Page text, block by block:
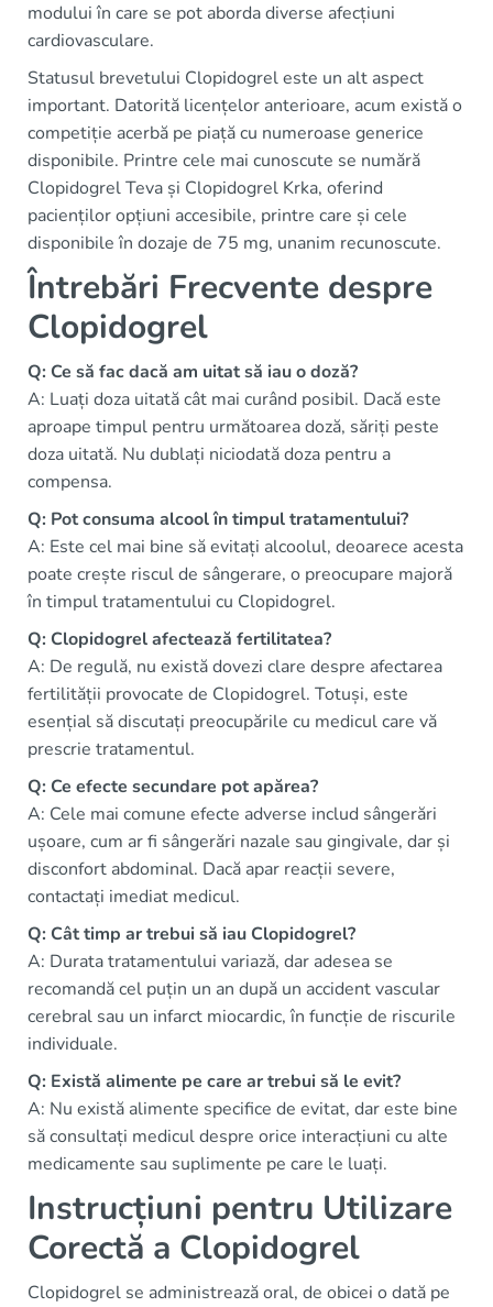
modului în care se pot aborda diverse afecțiuni
cardiovasculare.
Statusul brevetului Clopidogrel este un alt aspect
important. Datorită licențelor anterioare, acum există o
competiție acerbă pe piață cu numeroase generice
disponibile. Printre cele mai cunoscute se numără
Clopidogrel Teva și Clopidogrel Krka, oferind
pacienților opțiuni accesibile, printre care și cele
disponibile în dozaje de 75 mg, unanim recunoscute.
Întrebări Frecvente despre
Clopidogrel
Q: Ce să fac dacă am uitat să iau o doză?
A: Luați doza uitată cât mai curând posibil. Dacă este
aproape timpul pentru următoarea doză, săriți peste
doza uitată. Nu dublați niciodată doza pentru a
compensa.
Q: Pot consuma alcool în timpul tratamentului?
A: Este cel mai bine să evitați alcoolul, deoarece acesta
poate crește riscul de sângerare, o preocupare majoră
în timpul tratamentului cu Clopidogrel.
Q: Clopidogrel afectează fertilitatea?
A: De regulă, nu există dovezi clare despre afectarea
fertilității provocate de Clopidogrel. Totuși, este
esențial să discutați preocupările cu medicul care vă
prescrie tratamentul.
Q: Ce efecte secundare pot apărea?
A: Cele mai comune efecte adverse includ sângerări
ușoare, cum ar fi sângerări nazale sau gingivale, dar și
disconfort abdominal. Dacă apar reacții severe,
contactați imediat medicul.
Q: Cât timp ar trebui să iau Clopidogrel?
A: Durata tratamentului variază, dar adesea se
recomandă cel puțin un an după un accident vascular
cerebral sau un infarct miocardic, în funcție de riscurile
individuale.
Q: Există alimente pe care ar trebui să le evit?
A: Nu există alimente specifice de evitat, dar este bine
să consultați medicul despre orice interacțiuni cu alte
medicamente sau suplimente pe care le luați.
Instrucțiuni pentru Utilizare
Corectă a Clopidogrel
Clopidogrel se administrează oral, de obicei o dată pe